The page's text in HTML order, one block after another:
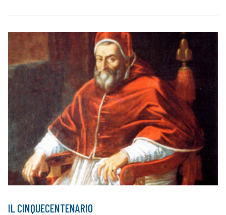
IL CINQUECENTENARIO